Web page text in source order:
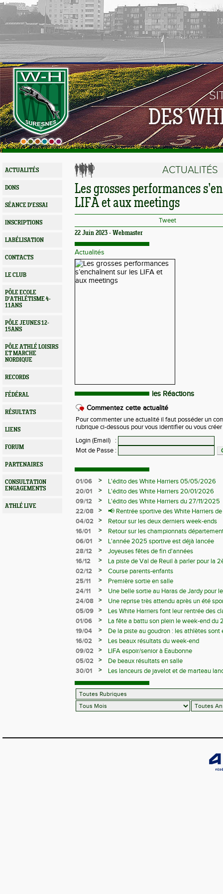
DES
ACTUALITÉS
DONS
SÉANCE D'ESSAI
INSCRIPTIONS
LABÉLISATION
CONTACTS
LE CLUB
PÔLE ECOLE
D'ATHLÉTISME 4-
11ANS
PÔLE JEUNES 12-
15ANS
PÔLE ATHLÉ LOISIRS
ET MARCHE
NORDIQUE
RECORDS
FÉDÉRAL
RÉSULTATS
LIENS
FORUM
PARTENAIRES
CONSULTATION
ENGAGEMENTS
ATHLÉ LIVE
ACTUALITÉS
Les grosses performances
LIFA et aux meetings
Tweet
22 Juin 2023 - Webmaster
Actualités
les Réactions
Commentez cette actualité
Pour commenter une actualité il faut posséder un
rubrique ci-dessous pour vous identifier ou vous
Login (Email)
:
Mot de Passe :
01/06 >
L'édito des White Harriers 05/05/2026
20/01
>
L'édito des White Harriers 20/01/2026
09/12
>
L'édito des White Harriers du 27/11/2025
22/08
>
📢 Rentrée sportive des White Harriers
04/02
>
Retour sur les deux derniers week-ends
16/01
>
Retour sur les championnats
06/01
>
L'année 2025 sportive est déjà lancée
28/12
>
Joyeuses fêtes de fin d'années
16/12
>
La piste de Val de Reuil à parler pour la
départemantaux
02/12 >
Course parents-enfants
25/11
>
Première sortie en salle
24/11
>
Une belle sortie au Haras de Jardy pour
24/08
>
Une reprise très attendu après un été
05/09
>
Les White Harriers font leur rentrée des
01/06
>
La fête a battu son plein le week-end du
19/04
>
De la piste au goudron : les athlètes sont
16/02
>
Les beaux résultats du week-end
09/02
>
LIFA espoir/senior à Eaubonne
05/02
>
De beaux résultats en salle
30/01
> Les lanceurs de javelot et de marteau